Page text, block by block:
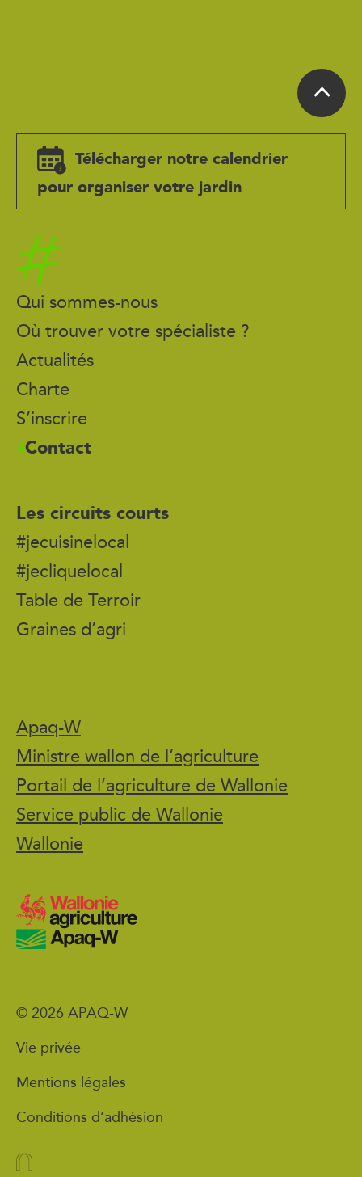
Télécharger notre calendrier
pour organiser votre jardin
Accueil
Qui sommes-nous
Où trouver votre spécialiste ?
Actualités
Charte
S’inscrire
Contact
Les circuits courts
#jecuisinelocal
#jecliquelocal
Table de Terroir
Graines d’agri
Apaq-W
Ministre wallon de l’agriculture
Portail de l’agriculture de Wallonie
Service public de Wallonie
Wallonie
© 2026 APAQ-W
Vie privée
Mentions légales
Conditions d’adhésion